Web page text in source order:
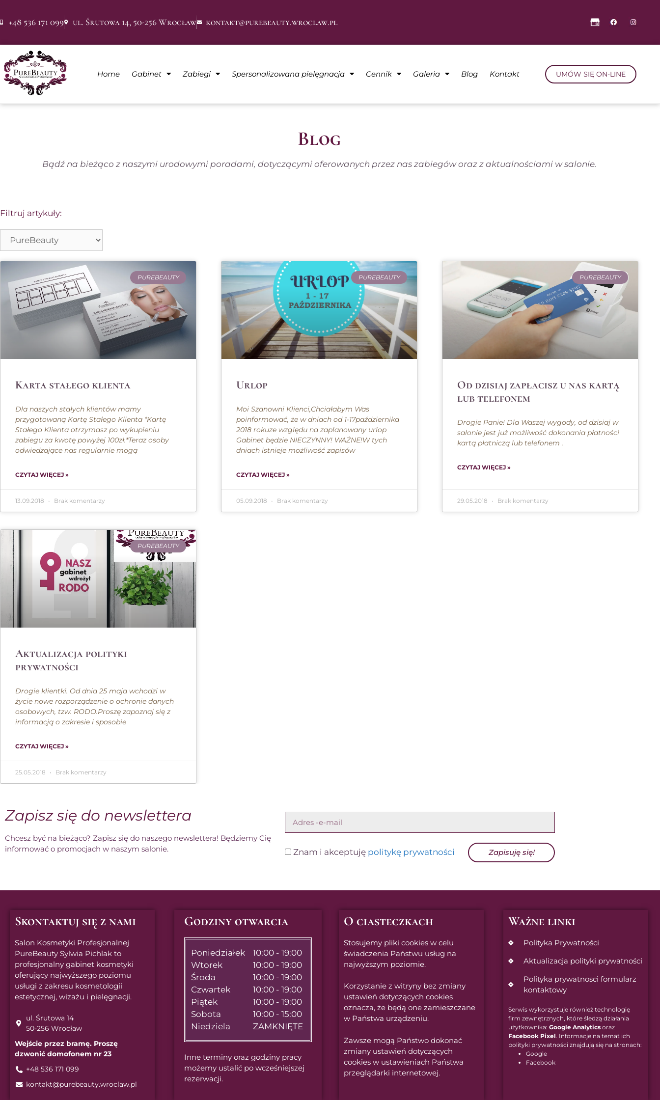
+48 536 171 099 ul. Śrutowa 14, 50-256 Wrocław kontakt@purebeauty.wroclaw.pl
Home Gabinet Zabiegi Spersonalizowana pielęgnacja Cennik Galeria Blog Kontakt UMÓW SIĘ ON-LINE
Blog
Bądź na bieżąco z naszymi urodowymi poradami, dotyczącymi oferowanych przez nas zabiegów oraz z aktualnościami w salonie.​
Filtruj artykuły:
PUREBEAUTY
Karta stałego klienta
Dla naszych stałych klientów mamy
przygotowaną Kartę Stałego Klienta *Kartę
Stałego Klienta otrzymasz po wykupieniu
zabiegu za kwotę powyżej 100zł.*Teraz osoby
odwiedzające nas regularnie mogą
CZYTAJ WIĘCEJ »
13.09.2018 Brak komentarzy
PUREBEAUTY
Urlop
Moi Szanowni Klienci,Chciałabym Was
poinformować, że w dniach od 1-17października
2018 rokuze względu na zaplanowany urlop
Gabinet będzie NIECZYNNY! WAŻNE!W tych
dniach istnieje możliwość zapisów
CZYTAJ WIĘCEJ »
05.09.2018 Brak komentarzy
PUREBEAUTY
Od dzisiaj zapłacisz u nas kartą
lub telefonem
Drogie Panie! Dla Waszej wygody, od dzisiaj w
salonie jest już możliwość dokonania płatności
kartą płatniczą lub telefonem .
CZYTAJ WIĘCEJ »
29.05.2018 Brak komentarzy
PUREBEAUTY
Aktualizacja polityki
prywatności
Drogie klientki. Od dnia 25 maja wchodzi w
życie nowe rozporządzenie o ochronie danych
osobowych, tzw. RODO.Proszę zapoznaj się z
informacją o zakresie i sposobie
CZYTAJ WIĘCEJ »
25.05.2018 Brak komentarzy
Zapisz się do newslettera
Chcesz być na bieżąco? Zapisz się do naszego newslettera! Będziemy Cię
informować o promocjach w naszym salonie.
Znam i akceptuję politykę prywatności Zapisuję się!
Skontaktuj się z nami
Salon Kosmetyki Profesjonalnej
PureBeauty Sylwia Pichlak to
profesjonalny gabinet kosmetyki
oferujący najwyższego poziomu
usługi z zakresu kosmetologii
estetycznej, wizażu i pielęgnacji.
ul. Śrutowa 14
50-256 Wrocław
Wejście przez bramę. Proszę
dzwonić domofonem nr 23
+48 536 171 099
kontakt@purebeauty.wroclaw.pl
Godziny otwarcia
Poniedziałek
Wtorek
Środa
Czwartek
Piątek
Sobota
Niedziela
10:00 - 19:00
10:00 - 19:00
10:00 - 19:00
10:00 - 19:00
10:00 - 19:00
10:00 - 15:00
ZAMKNIĘTE
Inne terminy oraz godziny pracy
możemy ustalić po wcześniejszej
rezerwacji.
O ciasteczkach
Stosujemy pliki cookies w celu
świadczenia Państwu usług na
najwyższym poziomie.
Korzystanie z witryny bez zmiany
ustawień dotyczących cookies
oznacza, że będą one zamieszczane
w Państwa urządzeniu.
Zawsze mogą Państwo dokonać
zmiany ustawień dotyczących
cookies w ustawieniach Państwa
przeglądarki internetowej.
Ważne linki
Polityka Prywatności
Aktualizacja polityki prywatności
Polityka prywatnosci formularz
kontaktowy
Serwis wykorzystuje również technologię
firm zewnętrznych, które śledzą działania
użytkownika: Google Analytics oraz
Facebook Pixel. Informacje na temat ich
polityki prywatności znajdują się na stronach:
Google
Facebook